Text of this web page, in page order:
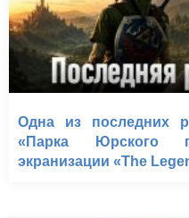
Одна из последних
«Парка Юрского
экранизации «The